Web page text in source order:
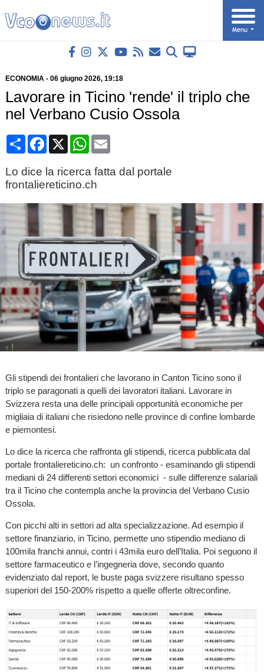
ECONOMIA- 06 giugno 2026, 19:18
Lavorare in Ticino 'rende' il triplo che
nel Verbano Cusio Ossola
CondividiFacebook
X WhatsApp
Email
Lo dice la ricerca fatta dal portale
frontaliereticino.ch
Gli stipendi dei frontalieri che lavorano in Canton Ticino sono il
triplo se paragonati a quelli dei lavoratori italiani. Lavorare in
Svizzera resta una delle principali opportunità economiche per
migliaia di italiani che risiedono nelle province di confine lombarde
e piemontesi.
Lo dice la ricerca che raffronta gli stipendi, ricerca pubblicata dal
portale frontaliereticino.ch: un confronto - esaminando gli stipendi
mediani di 24 differenti settori economici - sulle differenze salariali
tra il Ticino che contempla anche la provincia del Verbano Cusio
Ossola.
Con picchi alti in settori ad alta specializzazione. Ad esempio il
settore finanziario, in Ticino, permette uno stipendio mediano di
100mila franchi annui, contri i 43mila euro dell’Italia. Poi seguono il
settore farmaceutico e l’ingegneria dove, secondo quanto
evidenziato dal report, le buste paga svizzere risultano spesso
superiori del 150-200% rispetto a quelle offerte oltreconfine.